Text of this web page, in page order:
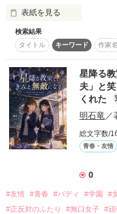
幹部  桐谷 零 （きりや れ
幹部  桐谷 守 （きりや ま
副総長  吉留 隆琦 （よし
総長  野嶋 波留多 （のじま
もう二度と恋なんか
ﾋﾄｦ"ｽｷ"ﾆﾅﾙﾉｶﾞｺﾜｶｯﾀ･･･。
      郁斗お願いどうにかしてーーー!!!
+ﾟ*｡:ﾟ+ﾟ*｡:ﾟ+ﾟ*｡:ﾟ+ﾟ*｡:ﾟ+
               最強の陰陽師の末裔
           高階華鈴(タカシナ  カリン)
                            ×
            華鈴の双子の兄で陰陽師
                            ×
        五十嵐涼哉(イガラシ  リョウヤ)
表紙を見る
フードコーディネーター
見合い相手だった外科医の
仕事を通じて再会する
冷徹で理詰めな彼とは衝突
けれど、
彼の医師としての真っすぐ
紗保の中の価値観を少しず
氷室の心に、静かな波紋
検索結果
タイトル
キーワード 作家名
星降る
夫」と
くれた
明石竜 ／
総文字数/
青春・友情
0
#友情 #青春 #バディ #学園 #
#正反対のふたり
#無口女子 #頑